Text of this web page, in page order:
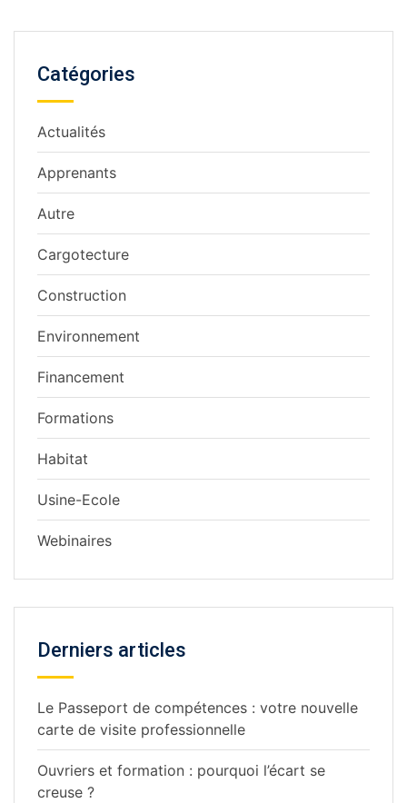
Catégories
Actualités
Apprenants
Autre
Cargotecture
Construction
Environnement
Financement
Formations
Habitat
Usine-Ecole
Webinaires
Derniers articles
Le Passeport de compétences : votre nouvelle
carte de visite professionnelle
Ouvriers et formation : pourquoi l’écart se
creuse ?